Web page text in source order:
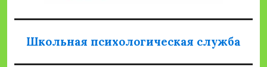
Школьная психологическая служба